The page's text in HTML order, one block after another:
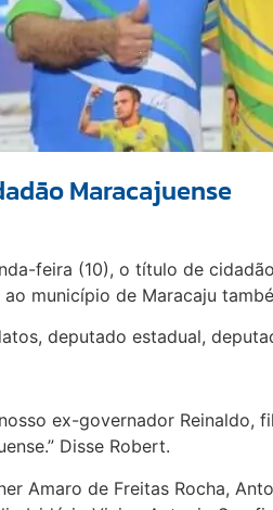
Maracajuense
feira (10), o título de
município de Maracaju
deputado estadual,
ex-governador
Disse Robert.
Amaro de Freitas Rocha,